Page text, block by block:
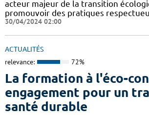
acteur majeur de la transition
promouvoir des pratiques
30/04/2024 02:00
ACTUALITÉS
relevance: 72%
La formation à l'éco-
engagement pour un
santé durable